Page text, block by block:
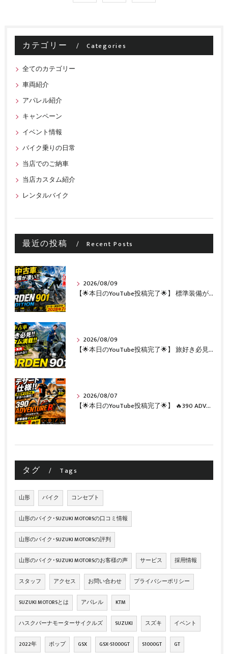
カテゴリー Categories
全てのカテゴリー
車両紹介
アパレル紹介
キャンペーン
イベント情報
バイク乗りの日常
当店でのご納車
当店カスタム紹介
レンタルバイク
最近の投稿 Recent Posts
2026/08/09
【🌟本日のYouTube投稿完了🌟】 標準装備が凄い!!1オーナー・無転倒の極上中古車🔥 「NORDEN 901 EXPEDITION」が入荷いたしました✨ 【Husqvarna Motorcycles山形】
2026/08/09
【🌟本日のYouTube投稿完了🌟】 旅好き必見🔥!!カスタム満載の極上中古車！ 「NORDEN 901」が入荷いたしました✨【Husqvarna Motorcycles山形】
2026/08/07
【🌟本日のYouTube投稿完了🌟】 🔥390 ADVENTURE R × KTM山形 オリジナルデカール仕様誕生🔥
タグ Tags
山形 バイク コンセプト
山形のバイク･SUZUKI MOTORSの口コミ情報
山形のバイク･SUZUKI MOTORSの評判
山形のバイク･SUZUKI MOTORSのお客様の声 サービス 採用情報
スタッフ アクセス お問い合わせ プライバシーポリシー
SUZUKI MOTORSとは アパレル KTM
ハスクバーナモーターサイクルズ SUZUKI スズキ イベント
2022年 ポップ GSX GSX-S1000GT S1000GT GT